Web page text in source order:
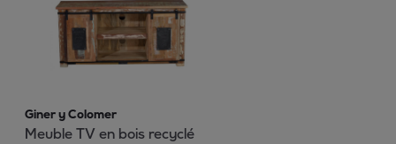
Giner y Colomer
Meuble TV en bois recyclé